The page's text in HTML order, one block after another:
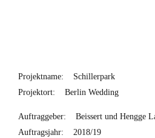
Projektname: Schillerpark
Projektort: Berlin Wedding
Auftraggeber: Beissert und Hengge
Auftragsjahr: 2018/19